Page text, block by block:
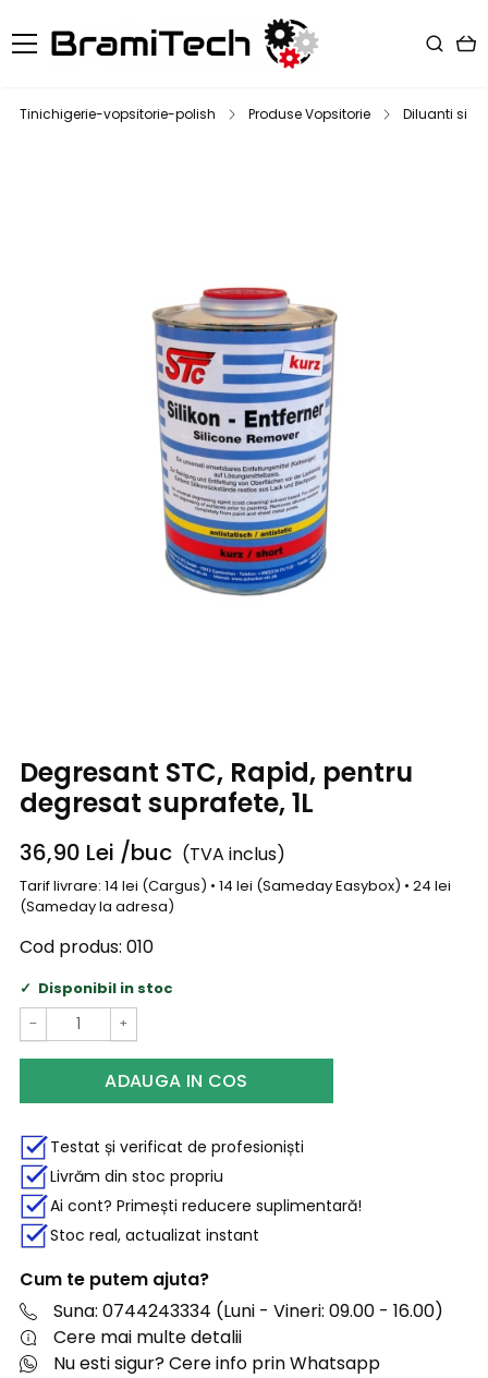
Tinichigerie-vopsitorie-polish Produse Vopsitorie Diluanti si
Degresant STC, Rapid, pentru
degresat suprafete, 1L
36,90 Lei /buc (TVA inclus)
Tarif livrare: 14 lei (Cargus) • 14 lei (Sameday Easybox) • 24 lei
(Sameday la adresa)
Cod produs: 010
Disponibil in stoc
− +
ADAUGA IN COS
Testat și verificat de profesioniști
Livrăm din stoc propriu
Ai cont? Primești reducere suplimentară!
Stoc real, actualizat instant
Cum te putem ajuta?
Suna: 0744243334 (Luni - Vineri: 09.00 - 16.00)
Cere mai multe detalii
Nu esti sigur? Cere info prin Whatsapp